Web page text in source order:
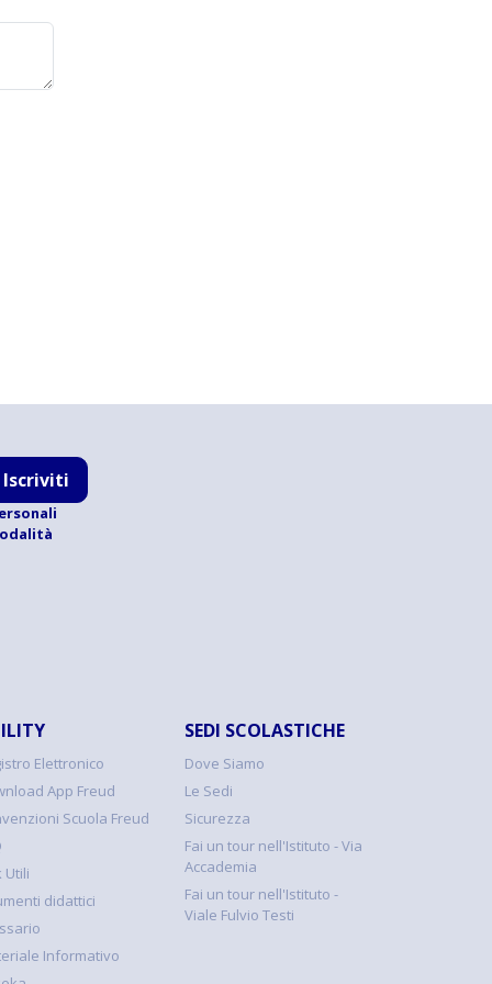
Iscriviti
Elettronico
App Freud
Scuola Freud
Utili
didattici
Informativo
SEDI SCOLASTICHE
Dove Siamo
Le Sedi
Sicurezza
Fai un tour nell'Istituto - Via
Accademia
Fai un tour nell'Istituto -
Viale Fulvio Testi